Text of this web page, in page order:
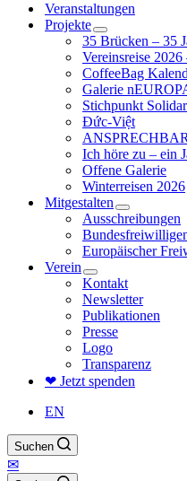
Veranstaltungen
Projekte
35 Brücken – 35
Vereinsreise
CoffeeBag
Galerie
Stichpunkt
Đức-Việt
Ich höre zu – ein
Offene Galerie
Winterreisen 2026
Mitgestalten
Ausschreibungen
Europäischer
Verein
Kontakt
Newsletter
Publikationen
Presse
Logo
Transparenz
❤ Jetzt spenden
EN
Suchen
✉